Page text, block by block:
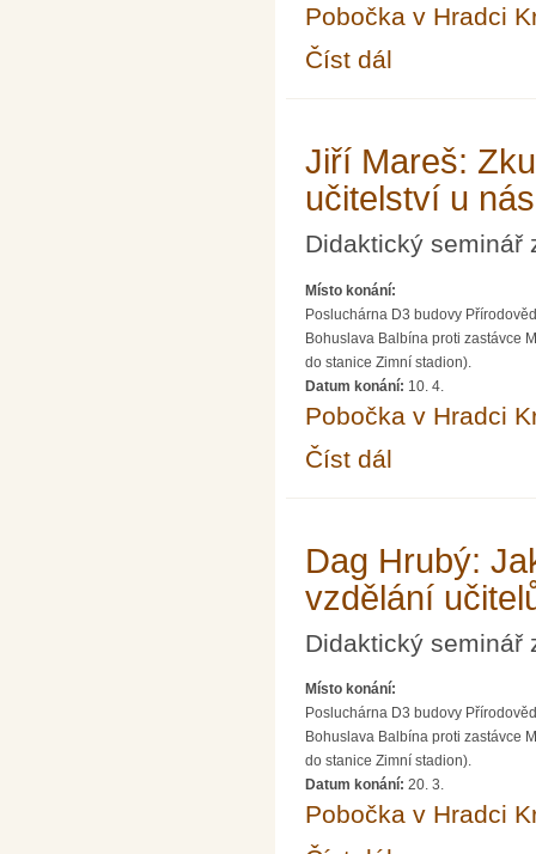
Pobočka v Hradci
Číst dál
Jiří Mareš:
učitelství u
Didaktický seminář
Místo konání:
Posluchárna D3 budovy
Bohuslava Balbína proti zastávce
do stanice Zimní stadion).
Datum konání: 10. 4.
Pobočka v Hradci
Číst dál
Dag Hrubý:
vzdělání
Didaktický seminář
Místo konání:
Posluchárna D3 budovy
Bohuslava Balbína proti zastávce
do stanice Zimní stadion).
Datum konání: 20. 3.
Pobočka v Hradci